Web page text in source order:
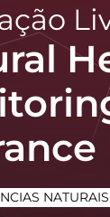
NATURAIS